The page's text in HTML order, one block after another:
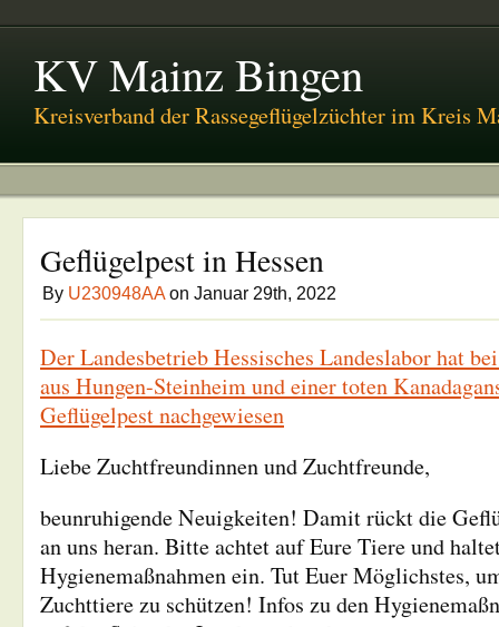
KV Mainz Bingen
Kreisverband der Rassegeflügelzüchter im Kreis
Geflügelpest in Hessen
By U230948AA on Januar 29th, 2022
Der Landesbetrieb Hessisches Landeslabor hat
aus Hungen-Steinheim und einer toten
Geflügelpest nachgewiesen
Liebe Zuchtfreundinnen und Zuchtfreunde,
beunruhigende Neuigkeiten! Damit rückt die
an uns heran. Bitte achtet auf Eure Tiere und
Hygienemaßnahmen ein. Tut Euer Möglichstes,
Zuchttiere zu schützen! Infos zu den